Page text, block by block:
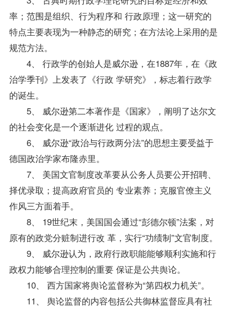
率；范围是组织、行为程序和 行政原理；这一研究的
特点主要表现为一种静态的研究；在方法论上采用的是
规范方法。
4、 行政学的创始人是威尔逊，在1887年，在《政
治学季刊》上发表了《行政 学研究》，标志着行政学
的诞生。
5、 威尔逊第二本著作是《国家》，阐明了达尔文
的社会变化是一个逐渐进化 过程的观点。
6、 威尔逊“政治与行政两分法”的思想主要受益于
德国政治学家布隆赤里。
7、 美国文官制度改革要从公务人员要公开招聘、
择优录取；提高政府官员的 专业素养；克服官僚主义
作风三方面着手。
8、 19世纪末，美国国会通过“彭德尔顿”法案，对
原有的政党分赃制进行改 革，实行“功绩制”文官制度。
9、 威尔逊认为，政府行政职能能够顺利实施和行
政权力能够合理控制的重要 保证是公共舆论。
10、 西方国家将舆论监督称为“第四权力机关”。
11、 舆论监督的内容包括公共御林监督应具有社